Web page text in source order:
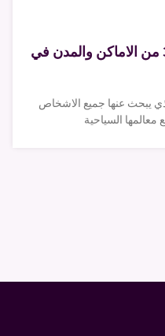
السياحة في تركيا.. أفضل 30 من الاماكن والمدن في
يبحث عنها جميع الاشخاص
معالمها السياحية